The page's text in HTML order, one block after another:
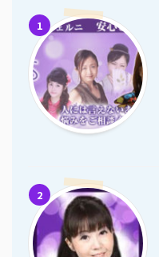
1
2